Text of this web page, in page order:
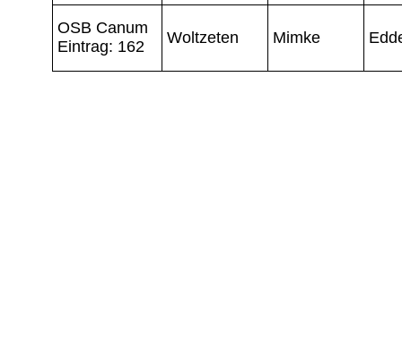
OSB Canum
Eintrag: 162
Woltzeten Mimke